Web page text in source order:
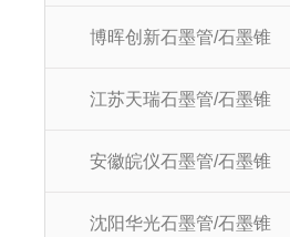
博晖创新石墨管/石墨锥
江苏天瑞石墨管/石墨锥
安徽皖仪石墨管/石墨锥
沈阳华光石墨管/石墨锥